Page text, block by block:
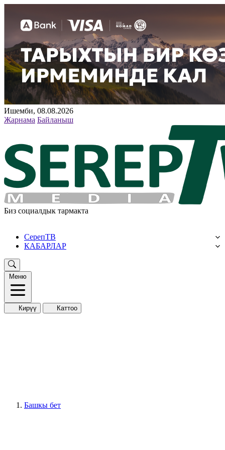
Ишемби, 08.08.2026
Жарнама Байланыш
Биз социалдык тармакта
СерепТВ
КАБАРЛАР
Меню
Кирүү Каттоо
Башкы бет